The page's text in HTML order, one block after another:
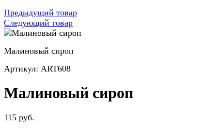
Предыдущий товар
Следующий товар
Малиновый сироп
Артикул: ART608
Малиновый сироп
115 руб.